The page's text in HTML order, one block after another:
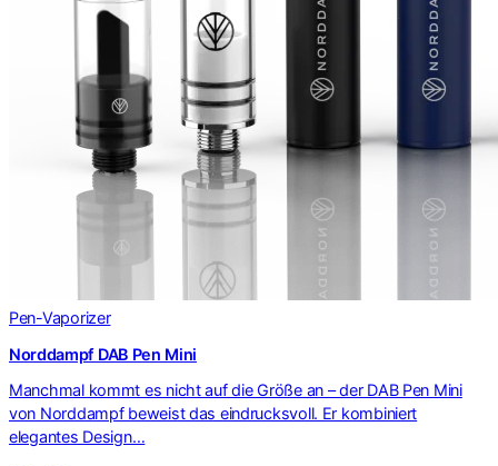
Pen-Vaporizer
Norddampf DAB Pen Mini
Manchmal kommt es nicht auf die Größe an – der DAB Pen Mini
von Norddampf beweist das eindrucksvoll. Er kombiniert
elegantes Design…